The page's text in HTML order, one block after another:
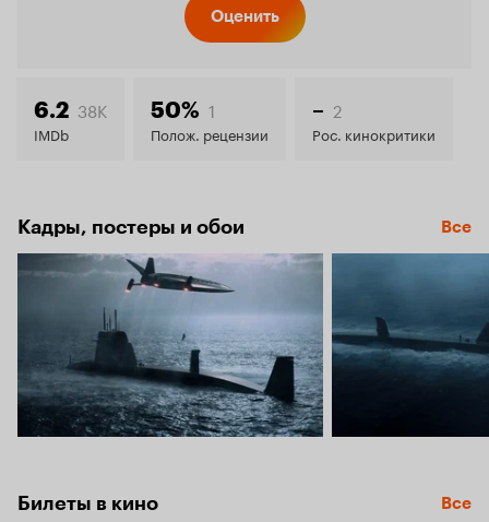
6.1
Оценить
6.2 38K
IMDb
50% 1
Полож. рецензии
– 2
Рос. кинокритики
Кадры, постеры и обои Все
Билеты в кино Все